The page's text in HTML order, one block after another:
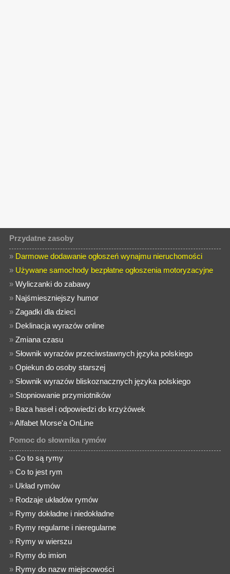
Przydatne zasoby
» Darmowe dodawanie ogłoszeń wynajmu nieruchomości
» Używane samochody bezpłatne ogłoszenia motoryzacyjne
»Wyliczanki do zabawy
» Najśmieszniejszy humor
»Zagadki dla dzieci
» Deklinacja wyrazów online
»Zmiana czasu
» Słownik wyrazów przeciwstawnych języka polskiego
»Opiekun do osoby starszej
» Słownik wyrazów bliskoznacznych języka polskiego
» Stopniowanie przymiotników
» Baza haseł i odpowiedzi do krzyżówek
»Alfabet Morse'a OnLine
Pomoc do słownika rymów
»Co to są rymy
»Co to jest rym
» Układ rymów
» Rodzaje układów rymów
» Rymy dokładne i niedokładne
» Rymy regularne i nieregularne
» Rymy w wierszu
» Rymy do imion
» Rymy do nazw miejscowości